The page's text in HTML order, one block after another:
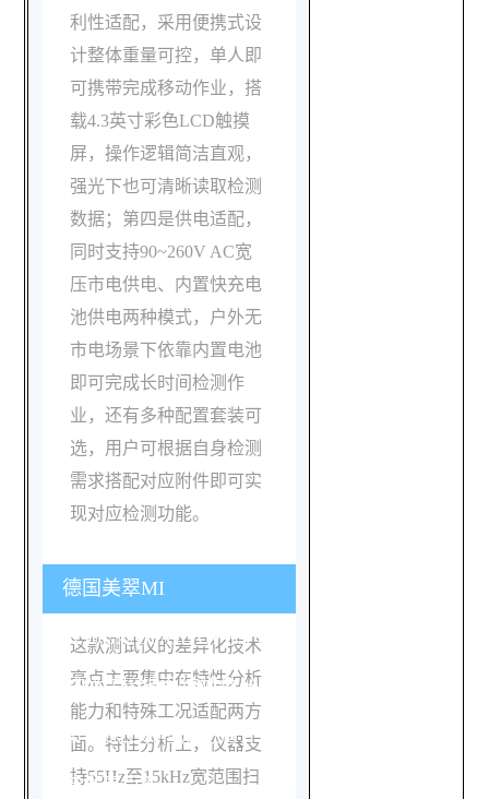
利性适配，采用便携式设
计整体重量可控，单人即
可携带完成移动作业，搭
载4.3英寸彩色LCD触摸
屏，操作逻辑简洁直观，
强光下也可清晰读取检测
数据；第四是供电适配，
同时支持90~260V AC宽
压市电供电、内置快充电
池供电两种模式，户外无
市电场景下依靠内置电池
即可完成长时间检测作
业，还有多种配置套装可
选，用户可根据自身检测
需求搭配对应附件即可实
现对应检测功能。
德国美翠MI
3290GX/GF/GL/GP系列测
试仪在接地系统特性分析
和特殊工况检测上有什么
技术亮点？
这款测试仪的差异化技术
亮点主要集中在特性分析
能力和特殊工况适配两方
面。特性分析上，仪器支
持55Hz至15kHz宽范围扫